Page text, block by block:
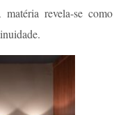
revela-se como